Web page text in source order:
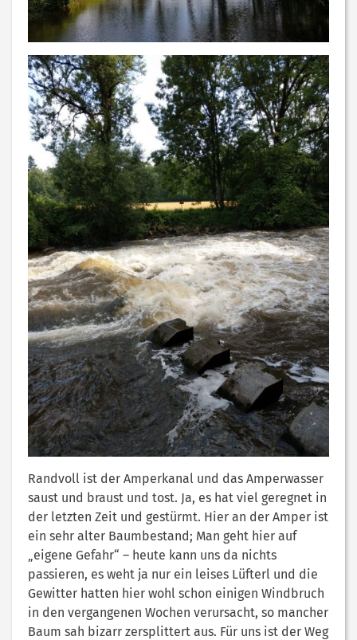
Randvoll ist der Amperkanal und das Amperwasser
saust und braust und tost. Ja, es hat viel geregnet in
der letzten Zeit und gestürmt. Hier an der Amper ist
ein sehr alter Baumbestand; Man geht hier auf
„eigene Gefahr“ – heute kann uns da nichts
passieren, es weht ja nur ein leises Lüfterl und die
Gewitter hatten hier wohl schon einigen Windbruch
in den vergangenen Wochen verursacht, so mancher
Baum sah bizarr zersplittert aus. Für uns ist der Weg